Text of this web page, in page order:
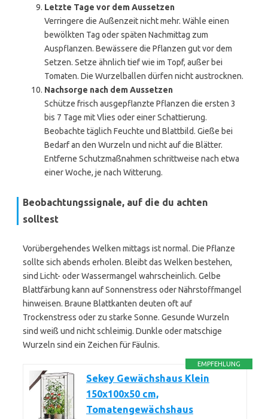
Letzte Tage vor dem Aussetzen
Verringere die Außenzeit nicht mehr. Wähle einen
bewölkten Tag oder späten Nachmittag zum
Auspflanzen. Bewässere die Pflanzen gut vor dem
Setzen. Setze ähnlich tief wie im Topf, außer bei
Tomaten. Die Wurzelballen dürfen nicht austrocknen.
Nachsorge nach dem Aussetzen
Schütze frisch ausgepflanzte Pflanzen die ersten 3
bis 7 Tage mit Vlies oder einer Schattierung.
Beobachte täglich Feuchte und Blattbild. Gieße bei
Bedarf an den Wurzeln und nicht auf die Blätter.
Entferne Schutzmaßnahmen schrittweise nach etwa
einer Woche, je nach Witterung.
Beobachtungssignale, auf die du achten
solltest
Vorübergehendes Welken mittags ist normal. Die Pflanze
sollte sich abends erholen. Bleibt das Welken bestehen,
sind Licht- oder Wassermangel wahrscheinlich. Gelbe
Blattfärbung kann auf Sonnenstress oder Nährstoffmangel
hinweisen. Braune Blattkanten deuten oft auf
Trockenstress oder zu starke Sonne. Gesunde Wurzeln
sind weiß und nicht schleimig. Dunkle oder matschige
Wurzeln sind ein Zeichen für Fäulnis.
EMPFEHLUNG
Sekey Gewächshaus Klein
150x100x50 cm,
Tomatengewächshaus